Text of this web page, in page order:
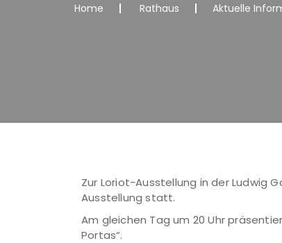
Home Rathaus Aktuelle
Zur Loriot-Ausstellung in der Ludwig
Ausstellung statt.
Am gleichen Tag um 20 Uhr
Portas“.